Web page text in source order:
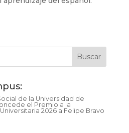
de la Universidad de
el Premio a la
2026 a Felipe Bravo